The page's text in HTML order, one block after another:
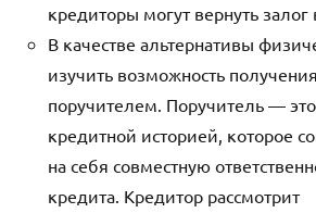
кредиторы могут вернуть залог
В качестве альтернативы
изучить возможность
поручителем. Поручитель —
кредитной историей, которое
на себя совместную
кредита. Кредитор рассмотрит